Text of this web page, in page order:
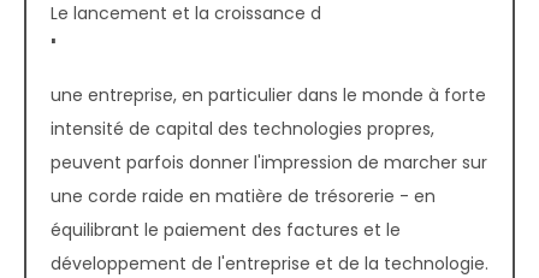
Le lancement et la croissance d
'
une entreprise, en particulier dans le monde à forte
intensité de capital des technologies propres,
peuvent parfois donner l'impression de marcher sur
une corde raide en matière de trésorerie - en
équilibrant le paiement des factures et le
développement de l'entreprise et de la technologie.